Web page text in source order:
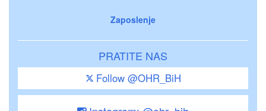
Zaposlenje
PRATITE NAS
Follow @OHR_BiH